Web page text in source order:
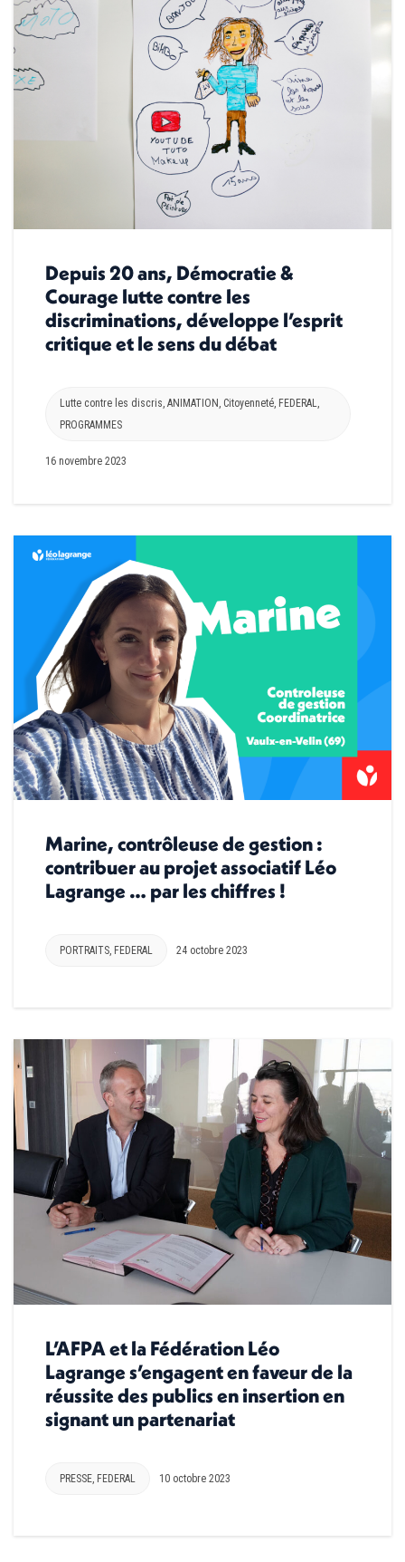
Depuis 20 ans, Démocratie &
Courage lutte contre les
discriminations, développe l’esprit
critique et le sens du débat
Lutte contre les discris ANIMATION Citoyenneté FEDERAL
PROGRAMMES
16 novembre 2023
Marine, contrôleuse de gestion :
contribuer au projet associatif Léo
Lagrange … par les chiffres !
PORTRAITS, FEDERAL 24 octobre 2023
L’AFPA et la Fédération Léo
Lagrange s’engagent en faveur de la
réussite des publics en insertion en
signant un partenariat
PRESSE, FEDERAL 10 octobre 2023